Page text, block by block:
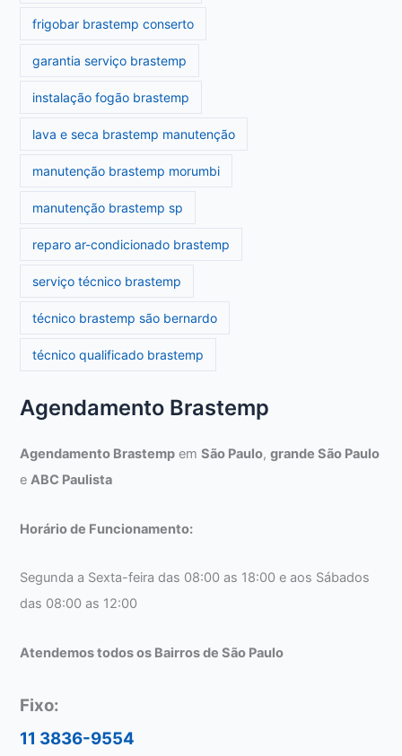
frigobar brastemp conserto
garantia serviço brastemp
instalação fogão brastemp
lava e seca brastemp manutenção
manutenção brastemp morumbi
manutenção brastemp sp
reparo ar-condicionado brastemp
serviço técnico brastemp
técnico brastemp são bernardo
técnico qualificado brastemp
Agendamento Brastemp
Agendamento Brastemp emSão Paulo,grande São Paulo
eABC Paulista
Horário de Funcionamento:
Segunda a Sexta-feira das 08:00 as 18:00 e aos Sábados
das 08:00 as 12:00
Atendemos todos os Bairros de São Paulo
Fixo:
11 3836-9554